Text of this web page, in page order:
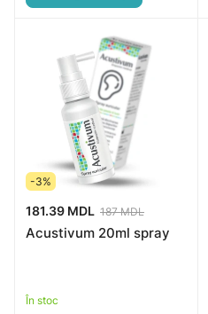
-3%
181.39 MDL 187 MDL
Acustivum 20ml spray
În stoc